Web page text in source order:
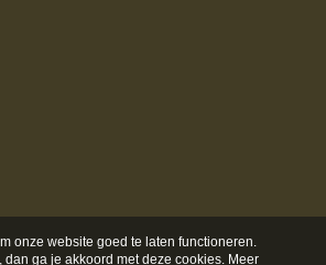
onze website goed te laten functioneren.
dan ga je akkoord met deze cookies. Meer